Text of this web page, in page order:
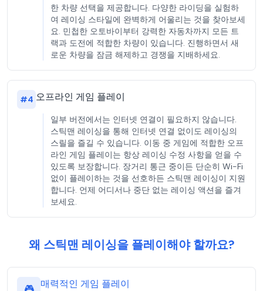
한 차량 선택을 제공합니다. 다양한 라이딩을 실험하
여 레이싱 스타일에 완벽하게 어울리는 것을 찾아보세
요. 민첩한 오토바이부터 강력한 자동차까지 모든 트
랙과 도전에 적합한 차량이 있습니다. 진행하면서 새
로운 차량을 잠금 해제하고 경쟁을 지배하세요.
#4 오프라인 게임 플레이
일부 버전에서는 인터넷 연결이 필요하지 않습니다.
스틱맨 레이싱을 통해 인터넷 연결 없이도 레이싱의
스릴을 즐길 수 있습니다. 이동 중 게임에 적합한 오프
라인 게임 플레이는 항상 레이싱 수정 사항을 얻을 수
있도록 보장합니다. 장거리 통근 중이든 단순히 Wi-Fi
없이 플레이하는 것을 선호하든 스틱맨 레이싱이 지원
합니다. 언제 어디서나 중단 없는 레이싱 액션을 즐겨
보세요.
왜 스틱맨 레이싱을 플레이해야 할까요?
🎮 매력적인 게임 플레이